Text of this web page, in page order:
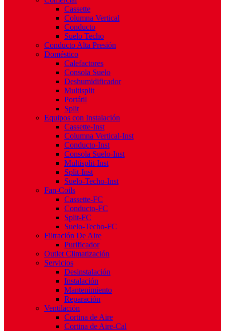
Cassette
Columna Vertical
Conducto
Suelo Techo
Conducto Alta Presión
Doméstico
Calefactores
Consola Suelo
Deshumidificador
Multisplit
Portátil
Split
Equipos con Instalación
Cassette-Inst
Columna Vertical-Inst
Conducto-Inst
Consola Suelo-Inst
Multisplit-Inst
Split-Inst
Suelo-Techo-Inst
Fan-Coils
Cassette-FC
Conducto-FC
Split-FC
Suelo-Techo-FC
Filtración De Aire
Purificador
Outlet Climatización
Servicios
Desinstalación
Instalación
Mantenimiento
Reparación
Ventilación
Cortina de Aire
Cortina de Aire-Cal